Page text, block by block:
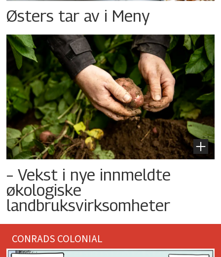
Østers tar av i Meny
– Vekst i nye innmeldte
økologiske
landbruksvirksomheter
CONRADS COLONIAL